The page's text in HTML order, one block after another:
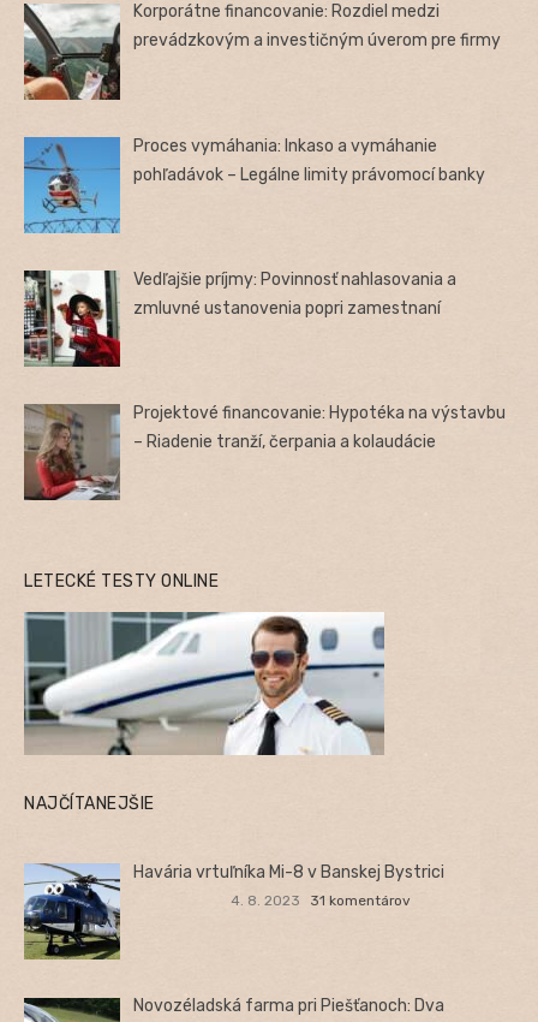
Korporátne financovanie: Rozdiel medzi
prevádzkovým a investičným úverom pre firmy
Proces vymáhania: Inkaso a vymáhanie
pohľadávok – Legálne limity právomocí banky
Vedľajšie príjmy: Povinnosť nahlasovania a
zmluvné ustanovenia popri zamestnaní
Projektové financovanie: Hypotéka na výstavbu
– Riadenie tranží, čerpania a kolaudácie
LETECKÉ TESTY ONLINE
NAJČÍTANEJŠIE
Havária vrtuľníka Mi-8 v Banskej Bystrici
4. 8. 2023 31 komentárov
Novozéladská farma pri Piešťanoch: Dva